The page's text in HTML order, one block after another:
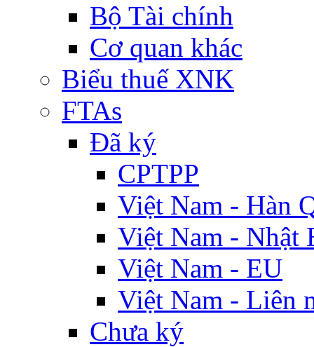
Bộ Tài chính
Cơ quan khác
Biểu thuế XNK
FTAs
Đã ký
CPTPP
Việt Nam - Hàn
Việt Nam - Nhật
Việt Nam - EU
Việt Nam - Liên
Chưa ký